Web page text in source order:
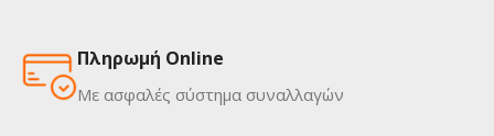
Πληρωμή Online
Με ασφαλές σύστημα συναλλαγών